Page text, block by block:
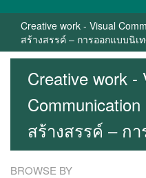
Creative work - Visual
สร้างสรรค์ – การออกแบบนิเ
Creative work -
สร้างสรรค์ – ก
BROWSE BY